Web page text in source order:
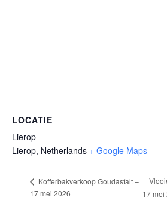
LOCATIE
Lierop
Lierop, Netherlands + Google Maps
Kofferbakverkoop Goudasfalt –
17 mei 2026
17 mei